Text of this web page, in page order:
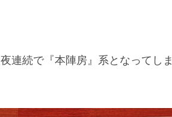
連続で『本陣房』系となってしま